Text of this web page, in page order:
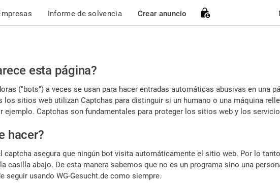
Informe de solvencia Crear anuncio
esta página?
("bots") a veces se usan para hacer entradas automáticas abusivas en una
los sitios web utilizan Captchas para distinguir si un humano o una máquina
ejemplo. Captchas son fundamentales para proteger los sitios web y los
hacer?
captcha asegura que ningún bot visita automáticamente el sitio web. Por lo
casilla abajo. De esta manera sabemos que no es un programa sino una
seguir usando WG-Gesucht.de como siempre.